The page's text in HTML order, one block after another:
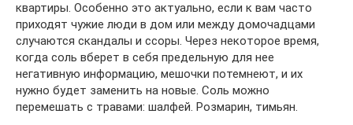
квартиры. Особенно это актуально, если к вам часто
приходят чужие люди в дом или между домочадцами
случаются скандалы и ссоры. Через некоторое время,
когда соль вберет в себя предельную для нее
негативную информацию, мешочки потемнеют, и их
нужно будет заменить на новые. Соль можно
перемешать с травами: шалфей. Розмарин, тимьян.